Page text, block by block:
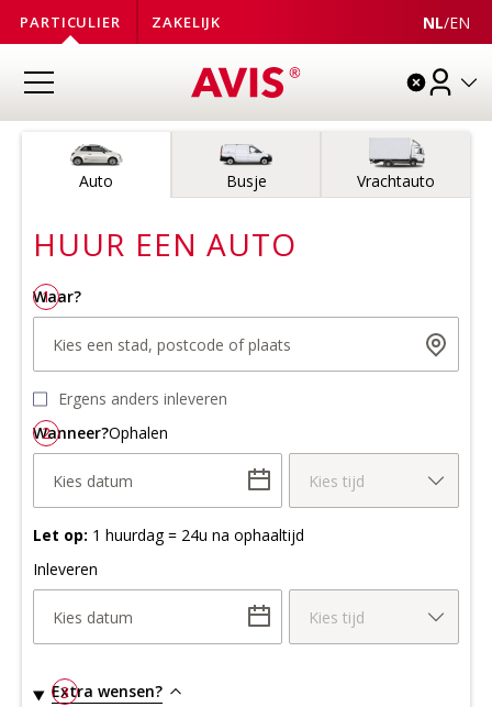
PARTICULIER ZAKELIJK NL/EN
Voertuigtype
Auto Busje Vrachtauto
HUUR EENAUTO
1
Waar?
Kies een stad, postcode of plaats
Ergens anders inleveren
2
Wanneer?Ophalen
Kies datum Kies tijd
Let op: 1 huurdag = 24u na ophaaltijd
Inleveren
Kies datum Kies tijd
3
Extra wensen?